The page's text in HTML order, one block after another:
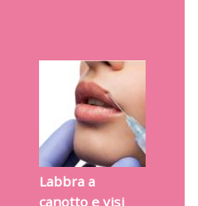
Labbra a
canotto e visi